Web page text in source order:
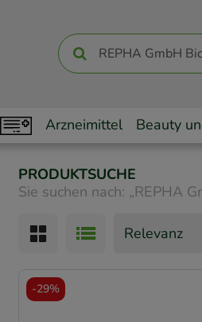
Arzneimittel Beauty
PRODUKTSUCHE
Sie suchen nach: „REPHA
-29%